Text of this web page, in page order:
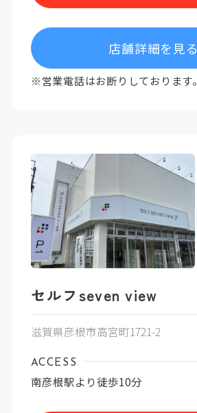
店舗詳細を見る
※営業電話はお断りしております。
セルフseven view
滋賀県彦根市高宮町1721-2
ACCESS
南彦根駅より徒歩10分